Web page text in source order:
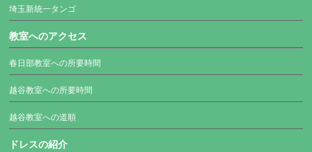
埼玉新統一タンゴ
教室へのアクセス
春日部教室への所要時間
越谷教室への所要時間
越谷教室への道順
ドレスの紹介